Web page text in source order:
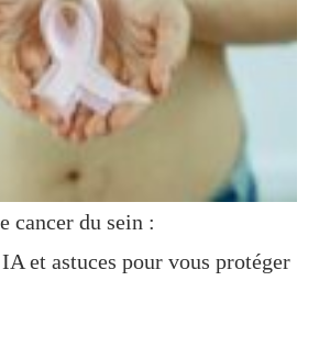
cancer du sein :
et astuces pour vous protéger